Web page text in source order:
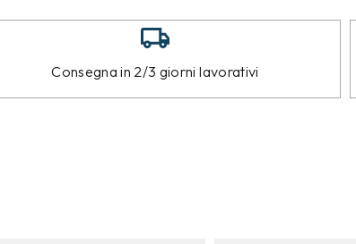
Consegna in 2/3 giorni lavorativi